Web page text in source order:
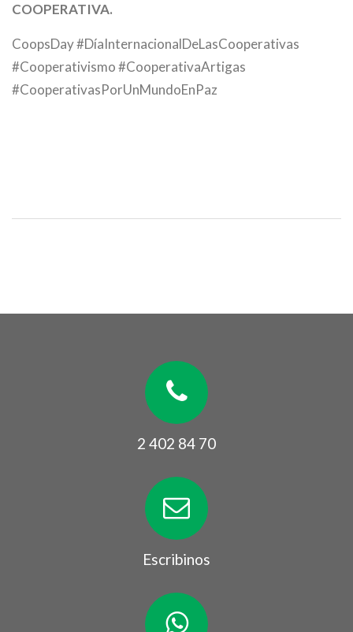
COOPERATIVA.
CoopsDay #DíaInternacionalDeLasCooperativas
#Cooperativismo #CooperativaArtigas
#CooperativasPorUnMundoEnPaz
2 402 84 70
Escribinos